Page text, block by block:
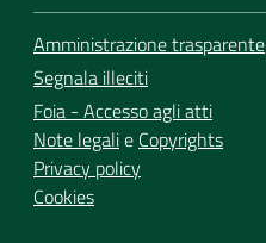
Amministrazione trasparente
Segnala illeciti
Foia - Accesso agli atti
Note legalie Copyrights
Privacy policy
Cookies